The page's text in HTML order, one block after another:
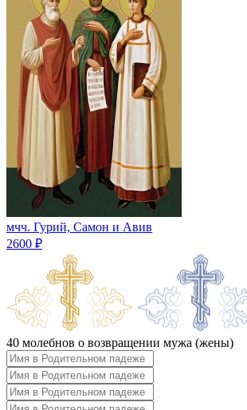
мчч. Гурий, Самон и Авив
2600 ₽
40 молебнов о возвращении мужа (жены)